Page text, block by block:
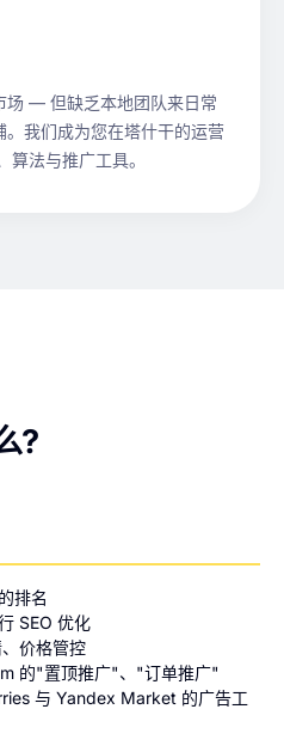
场 — 但缺乏本地团队来日常
我们成为您在塔什干的运营
算法与推广工具。
?
排名
SEO 优化
价格管控
的"置顶推广"、"订单推广"
与 Yandex Market 的广告工